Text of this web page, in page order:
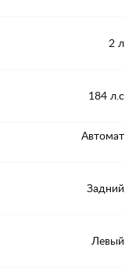
2 л
184 л.с
Автомат
Задний
Левый